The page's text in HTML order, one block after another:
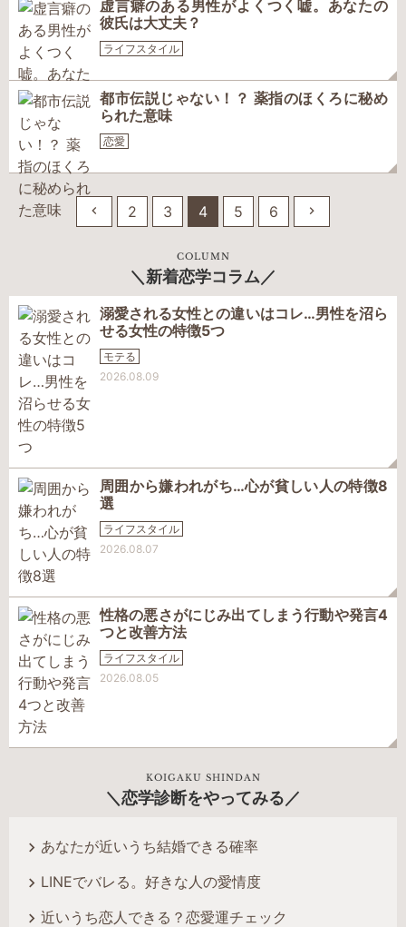
虚言癖のある男性がよくつく嘘。あなたの
彼氏は大丈夫？
ライフスタイル
都市伝説じゃない！？ 薬指のほくろに秘め
られた意味
恋愛
2 3 4 5 6
COLUMN
新着恋学コラム
溺愛される女性との違いはコレ…男性を沼ら
せる女性の特徴5つ
モテる
2026.08.09
周囲から嫌われがち…心が貧しい人の特徴8
選
ライフスタイル
2026.08.07
性格の悪さがにじみ出てしまう行動や発言4
つと改善方法
ライフスタイル
2026.08.05
KOIGAKU SHINDAN
恋学診断をやってみる
あなたが近いうち結婚できる確率
LINEでバレる。好きな人の愛情度
近いうち恋人できる？恋愛運チェック